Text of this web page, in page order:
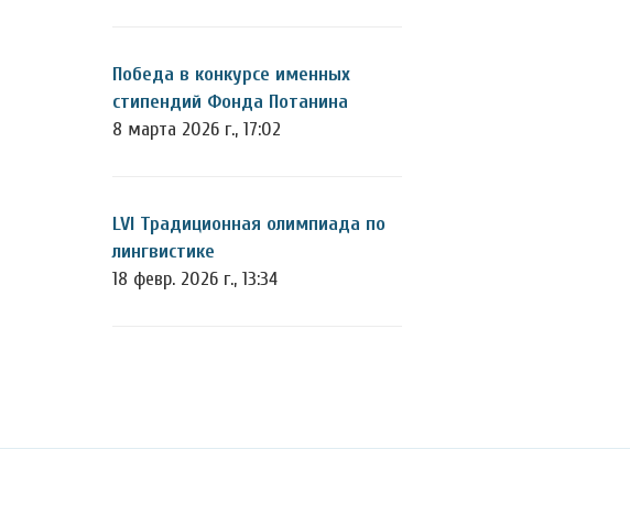
Победа в конкурсе именных
стипендий Фонда Потанина
8 марта 2026 г., 17:02
LVI Традиционная олимпиада по
лингвистике
18 февр. 2026 г., 13:34